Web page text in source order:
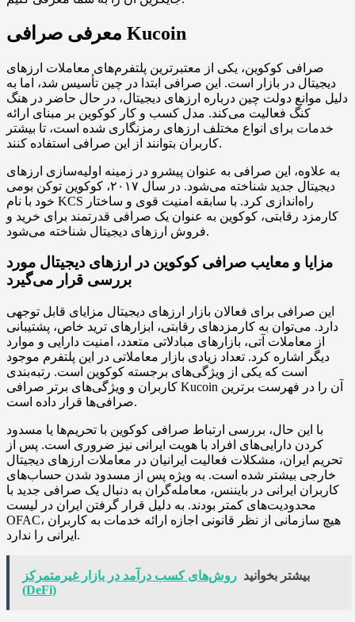
معرفی صرافی Kucoin
صرافی کوکوین، یکی از معتبرترین پلتفرم‌های معاملات ارزهای
دیجیتال در بازار است. این صرافی ابتدا در چین تأسیس شد، اما به
دلیل موانع دولت چین درباره ارزهای دیجیتال، در حال حاضر در هنگ
کنگ فعالیت می‌کند. مدل کسب و کار کوکوین بر مبنای ارائه
خدمات برای انواع مختلف ارزهای رمزنگاری شده است، تا بیشتر
کاربران بتوانند از این صرافی استفاده کنند.
به علاوه، این صرافی به عنوان پیشرو در زمینه اولیه‌سازی ارزهای
دیجیتال جدید شناخته می‌شود. در سال ۲۰۱۷، کوکوین توکن بومی
خود با نام KCS راه‌اندازی کرد. با سابقه امنیت قوی و ساختار
کارمزد رقابتی، کوکوین به عنوان یک صرافی قدرتمند برای خرید و
فروش ارزهای دیجیتال شناخته می‌شود.
مزایا و معایب صرافی کوکوین در ارزهای دیجیتال مورد
بررسی قرار می‌گیرد
این صرافی برای فعالان بازار ارزهای دیجیتال مزایای قابل توجهی
دارد. می‌توان به کارمزدهای رقابتی، ابزارهای ترید خاص، پشتیبانی
از معاملات آتی، بازارهای مبادلاتی متعدد، امنیت دارایی و موارد
دیگر اشاره کرد. تعداد زیادی بازار معاملاتی در این پلتفرم موجود
است که یکی از ویژگی‌های برجسته کوکوین است. رتبه‌بندی
کاربران و ویژگی‌های برتر صرافی Kucoin آن را در فهرست برترین
صرافی‌ها قرار داده است.
با این حال، بررسی ارتباط صرافی کوکوین با تحریم‌ها یا مسدود
کردن دارایی‌های افراد با هویت ایرانی نیز ضروری است. پس از
تحریم ایران، مشکلات فعالیت ایرانیان در معاملات ارزهای دیجیتال
خارجی بیشتر شده است. به ویژه پس از مسدود شدن حساب‌های
کاربران ایرانی در بایننس، معامله‌گران به دنبال یک صرافی جدید با
محدودیت‌های کمتر بودند. به دلیل قرار گرفتن ایران در لیست
OFAC، هیچ سازمانی از نظر قانونی اجازه ارائه خدمات به کاربران
ایرانی را ندارد.
بیشتر بخوانید روش‌های کسب درآمد در بازار غیرمتمرکز
(DeFi)